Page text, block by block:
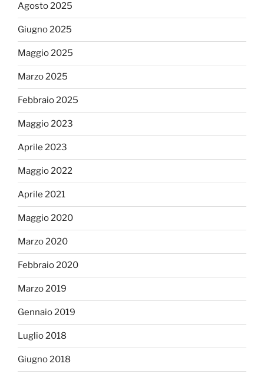
Agosto 2025
Giugno 2025
Maggio 2025
Marzo 2025
Febbraio 2025
Maggio 2023
Aprile 2023
Maggio 2022
Aprile 2021
Maggio 2020
Marzo 2020
Febbraio 2020
Marzo 2019
Gennaio 2019
Luglio 2018
Giugno 2018